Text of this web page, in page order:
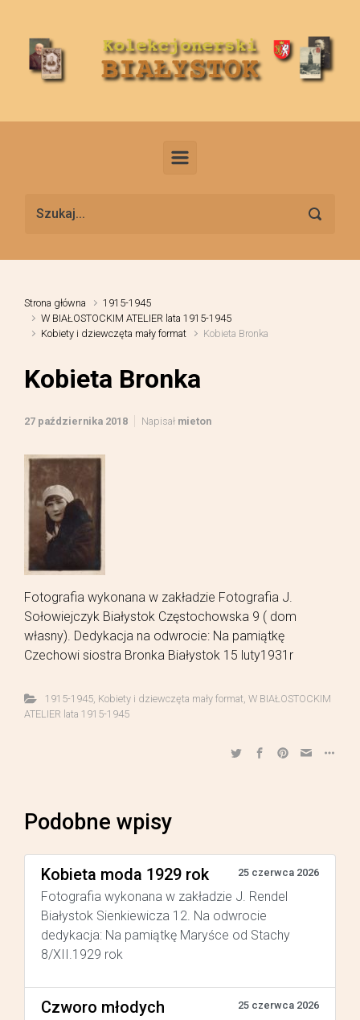
Strona główna
1915-1945
W BIAŁOSTOCKIM ATELIER lata 1915-1945
Kobiety i dziewczęta mały format
Kobieta Bronka
Kobieta Bronka
27 października 2018 Napisał mieton
Fotografia wykonana w zakładzie Fotografia J.
Sołowiejczyk Białystok Częstochowska 9 ( dom
własny). Dedykacja na odwrocie: Na pamiątkę
Czechowi siostra Bronka Białystok 15 luty1931r
1915-1945, Kobiety i dziewczęta mały format W BIAŁOSTOCKIM
ATELIER lata 1915-1945
Podobne wpisy
Kobieta moda 1929 rok 25 czerwca 2026
Fotografia wykonana w zakładzie J. Rendel
Białystok Sienkiewicza 12. Na odwrocie
dedykacja: Na pamiątkę Maryśce od Stachy
8/XII.1929 rok
Czworo młodych 25 czerwca 2026